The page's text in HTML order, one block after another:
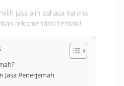
jasa alih bahasa karena
rekomendasi terbaik!
Jasa Penerjemah